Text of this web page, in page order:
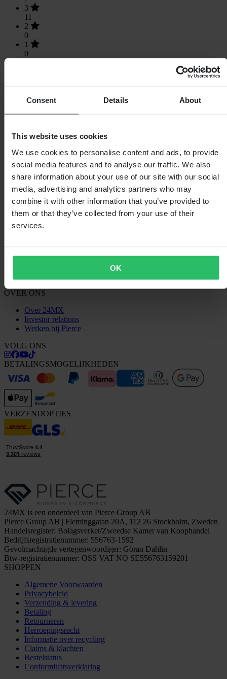
Consent Details About
This website uses cookies
We use cookies to personalise content and ads, to provide
social media features and to analyse our traffic. We also
share information about your use of our site with our social
media, advertising and analytics partners who may
combine it with other information that you’ve provided to
them or that they’ve collected from your use of their
services.
OK
3
11
2
0
1
0
SHOPPEN
Algemene Voorwaarden
Verzending & levering
Betaling
Retourneren
Herroepingsrecht
Informatie over recycling
Claims & klachten
Bestelstatus
OVER ONS
Over 24MX
Investor relations
Werken bij Pierce
VOLG ONS
BETALINGSMOGELIJKHEDEN
VERZENDOPTIES
24MX is een onderdeel van Pierce Group AB
Pierce Group AB | Fleminggatan 20A, 112 26 Stockholm, Zweden
Handelsregister: Bolagsverket/Zweedse Kamer van Koophandel
Bedrijfsregistratienummer: 556763-1592
Gevolmachtigde vertegenwoordiger: Göran Dahlin
Btw-registratienummer: OSS VAT NO SE556763159201
SHOPPEN
Algemene Voorwaarden
Privacybeleid
Verzending & levering
Betaling
Retourneren
Herroepingsrecht
Informatie over recycling
Claims & klachten
Bestelstatus
Conformiteitsverklaring